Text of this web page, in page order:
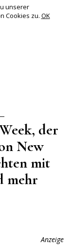
unserer
Cookies zu. OK
der
New
mit
mehr
Anzeige